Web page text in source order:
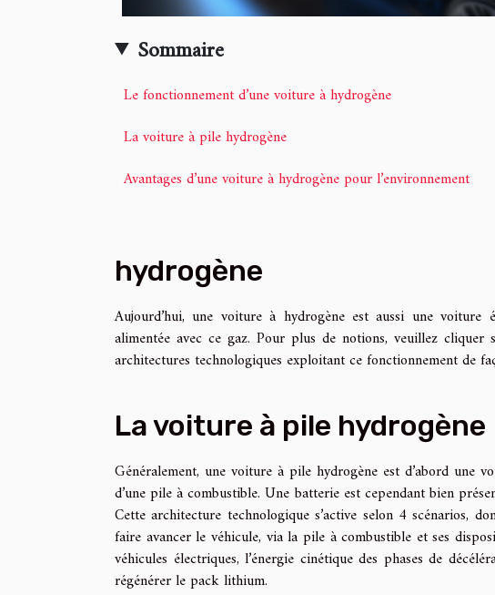
Sommaire
Le fonctionnement d’une voiture à hydrogène
La voiture à pile hydrogène
Avantages d’une voiture à hydrogène pour l’environnement
hydrogène
Aujourd’hui, une voiture à hydrogène est aussi une
alimentée avec ce gaz. Pour plus de notions, veuillez cliquer
architectures technologiques exploitant ce fonctionnement de
La voiture à pile hydrogène
Généralement, une voiture à pile hydrogène est d’abord une
d’une pile à combustible. Une batterie est cependant bien
Cette architecture technologique s’active selon 4 scénarios,
faire avancer le véhicule, via la pile à combustible et ses
véhicules électriques, l’énergie cinétique des phases de
régénérer le pack lithium.